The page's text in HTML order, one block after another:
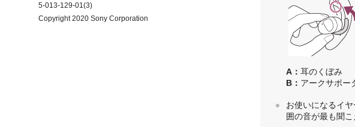
A： 耳のくぼみ
B： アークサポー
お使いになるイ
囲の音が最も聞
5-013-129-01(3)
Copyright 2020 Sony Corporation